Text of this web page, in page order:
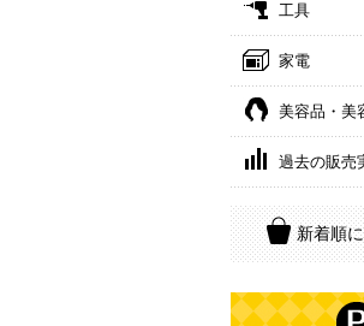
工具
家電
美容品・美
過去の販売
新着順